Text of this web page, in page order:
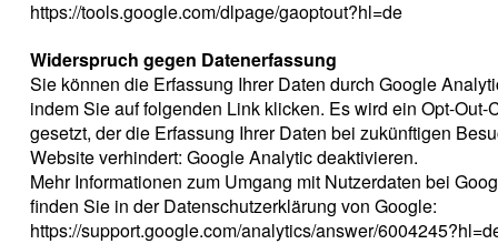
https://tools.google.com/dlpage/gaoptout?hl=de
Widerspruch gegen Datenerfassung
Sie können die Erfassung Ihrer Daten durch Google
indem Sie auf folgenden Link klicken. Es wird ein Opt-Out-
gesetzt, der die Erfassung Ihrer Daten bei zukünftigen
Website verhindert: Google Analytic deaktivieren.
Mehr Informationen zum Umgang mit Nutzerdaten bei
finden Sie in der Datenschutzerklärung von Google:
https://support.google.com/analytics/answer/